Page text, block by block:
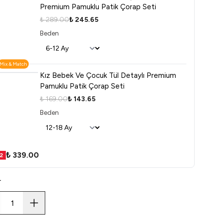
Premium Pamuklu Patik Çorap Seti
₺ 289.00₺ 245.65
Beden
Mix & Match
Kız Bebek Ve Çocuk Tül Detaylı Premium
Pamuklu Patik Çorap Seti
₺ 169.00₺ 143.65
Beden
₺ 339.00